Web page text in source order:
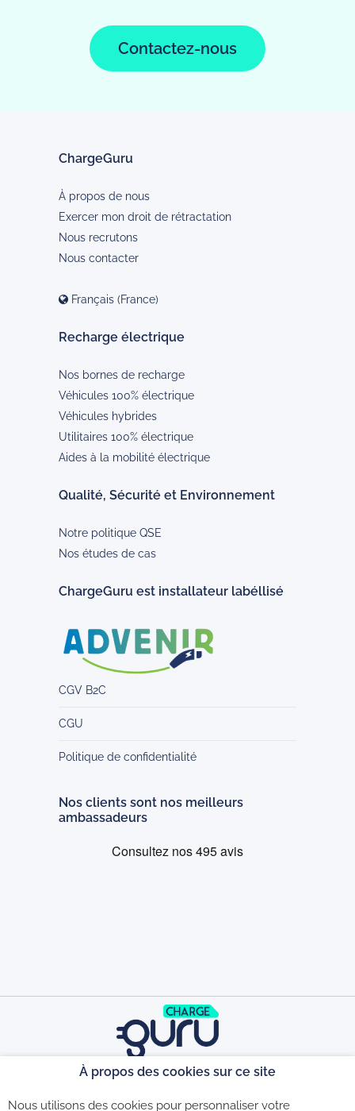
Contactez-nous
ChargeGuru
À propos de nous
Exercer mon droit de rétractation
Nous recrutons
Nous contacter
Français (France)
Recharge électrique
Nos bornes de recharge
Véhicules 100% électrique
Véhicules hybrides
Utilitaires 100% électrique
Aides à la mobilité électrique
Qualité, Sécurité et Environnement
Notre politique QSE
Nos études de cas
ChargeGuru est installateur labéllisé
CGV B2C
CGU
Politique de confidentialité
Nos clients sont nos meilleurs
ambassadeurs
©2026 - CGU - CGV - Politique de
À propos des cookies sur ce site
Nous utilisons des cookies pour personnaliser votre